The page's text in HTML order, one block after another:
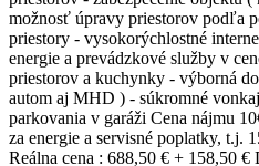
možnosť úpravy priestorov podľa
priestory - vysokorýchlostné
energie a prevádzkové služby v
priestorov a kuchynky - výborná
autom aj MHD ) - súkromné
parkovania v garáži Cena nájmu
za energie a servisné poplatky, t.j.
Reálna cena : 688,50 € + 158,50